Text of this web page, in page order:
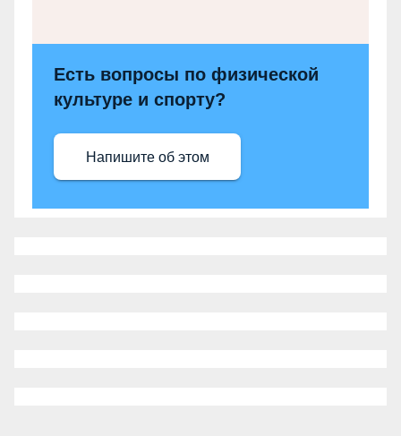
Есть вопросы по физической
культуре и спорту?
Напишите об этом